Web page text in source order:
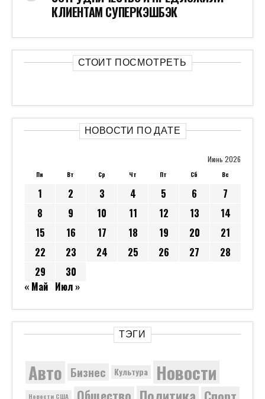
КЛИЕНТАМ СУПЕРКЭШБЭК
СТОИТ ПОСМОТРЕТЬ
НОВОСТИ ПО ДАТЕ
Июнь 2026
Пн Вт Ср Чт Пт Сб Вс
1 2 3 4 5 6
7
8
9 10 11 12 13
14
15
16 17 18 19 20
21
22
23 24 25 26 27
28
29
30
« Май Июл »
ТЭГИ
Авто Бизнес Культура Новости
Новости США